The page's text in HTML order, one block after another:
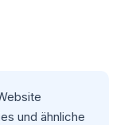
und ähnliche